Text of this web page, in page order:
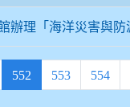
辦理「海洋災害與防
552 (current)
553 554